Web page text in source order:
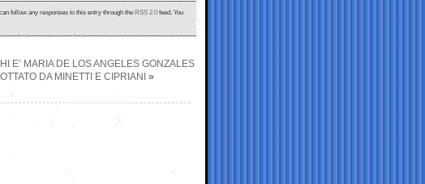
follow any responses to this entry through theRSS 2.0feed. You
E’ MARIA DE LOS ANGELES GONZALES
DA MINETTI E CIPRIANI »